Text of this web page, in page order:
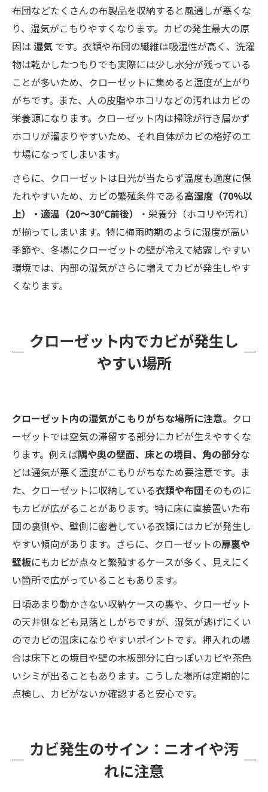
布団などたくさんの布製品を収納すると風通しが悪くな
り、湿気がこもりやすくなります。カビの発生最大の原
因は 湿気 です。衣類や布団の繊維は吸湿性が高く、洗濯
物は乾かしたつもりでも実際には少し水分が残っている
ことが多いため、クローゼットに集めると湿度が上がり
がちです。また、人の皮脂やホコリなどの汚れはカビの
栄養源になります。クローゼット内は掃除が行き届かず
ホコリが溜まりやすいため、それ自体がカビの格好のエ
サ場になってしまいます。
さらに、クローゼットは日光が当たらず温度も適度に保
たれやすいため、カビの繁殖条件である高湿度（70%以
上）・適温（20～30℃前後）
・栄養分（ホコリや汚れ）
が揃ってしまいます。特に梅雨時期のように湿度が高い
季節や、冬場にクローゼットの壁が冷えて結露しやすい
環境では、内部の湿気がさらに増えてカビが発生しやす
くなります。
クローゼット内でカビが発生し
やすい場所
クローゼット内の湿気がこもりがちな場所に注意。クロ
ーゼットでは空気の滞留する部分にカビが生えやすくな
ります。例えば隅や奥の壁面、床との境目、角の部分な
どは通気が悪く湿度がこもりがちなため要注意です。ま
た、クローゼットに収納している衣類や布団そのものに
もカビが広がることがあります。特に床に直接置いた布
団の裏側や、壁側に密着している衣類にはカビが発生し
やすい傾向があります。さらに、クローゼットの扉裏や
壁板にもカビが点々と繁殖するケースが多く、見えにく
い箇所で広がっていることもあります。
日頃あまり動かさない収納ケースの裏や、クローゼット
の天井側なども見落としがちですが、湿気が逃げにくい
のでカビの温床になりやすいポイントです。押入れの場
合は床下との境目や壁の木板部分に白っぽいカビや茶色
いシミが出ることもあります。こうした場所は定期的に
点検し、カビがないか確認すると安心です。
カビ発生のサイン：ニオイや汚
れに注意